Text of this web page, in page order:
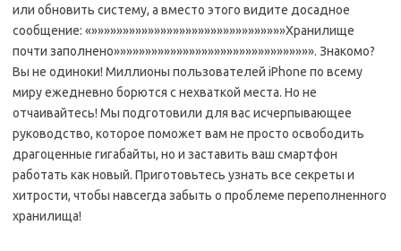
или обновить систему, а вместо этого видите досадное
сообщение: «»»»»»»»»»»»»»»»»»»»»»»»»»»»»»»»Хранилище
почти заполнено»»»»»»»»»»»»»»»»»»»»»»»»»»»»»»»». Знакомо?
Вы не одиноки! Миллионы пользователей iPhone по всему
миру ежедневно борются с нехваткой места. Но не
отчаивайтесь! Мы подготовили для вас исчерпывающее
руководство, которое поможет вам не просто освободить
драгоценные гигабайты, но и заставить ваш смартфон
работать как новый. Приготовьтесь узнать все секреты и
хитрости, чтобы навсегда забыть о проблеме переполненного
хранилища!